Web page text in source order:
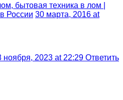
бытовая техника в лом |
России 30 марта, 2016 at
ноября, 2023 at 22:29 Ответить